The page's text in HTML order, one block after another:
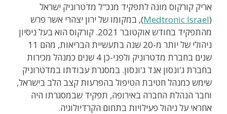
אריק קורקוס מונה לתפקיד מנכ"ל מדטרוניק ישראל
(
Medtronic Israel), במקומו של ירון יצהרי אשר פרש
מהתפקיד בחודש אוקטובר 2021. קורקוס הוא בעל ניסיון
ניהולי של יותר מ-20 שנה בתעשיית הבריאות, מהם 11
שנים בחברת מדטרוניק ולפני-כן 4 שנים כמנהל מכירות
בחברת ג'ונסון אנד ג'ונסון. במסגרת עבודתו במדטרוניק
שימש כמנהל חטיבת הטיפול בהפרעות קצב הלב בישראל,
וחבר הנהלת החברה באירופה, תפקיד שבמסגרתו היה
אחראי על ניהול פעילויות בתחום הקרדיולוגיה.